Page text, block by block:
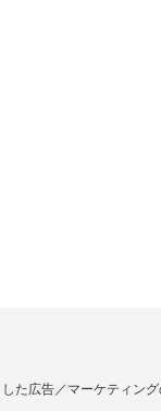
た広告／マーケティン